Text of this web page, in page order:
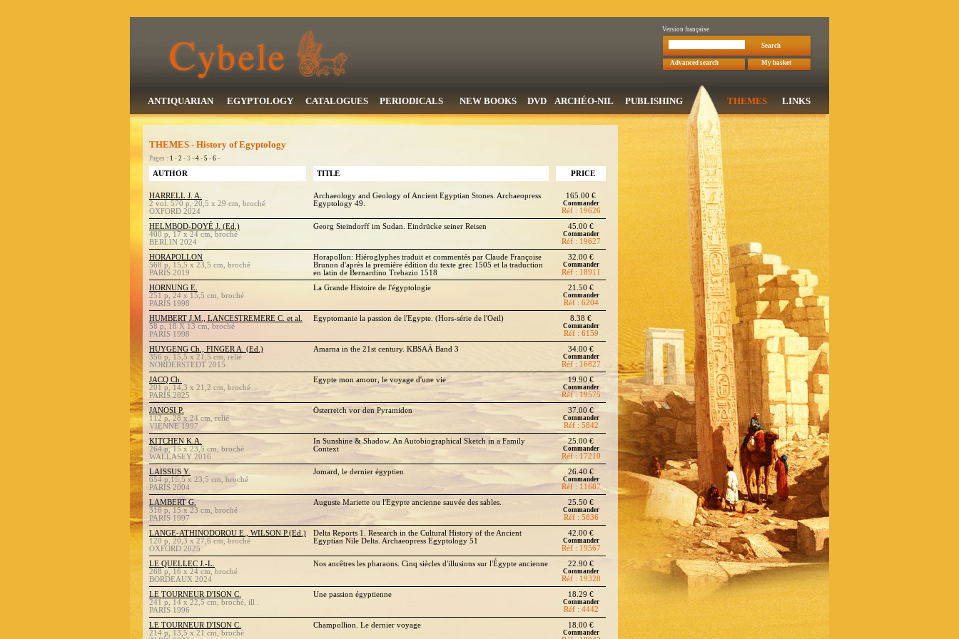
Version française
Search
Advanced search My basket
ANTIQUARIAN EGYPTOLOGY CATALOGUES PERIODICALS NEW BOOKS DVD ARCHÉO-NIL PUBLISHING THEMES LINKS
THEMES - History of Egyptology
Pages : 1 - 2 - 3 - 4 - 5 - 6 -
AUTHOR TITLE PRICE
HARRELL J. A.
2 vol. 570 p, 20,5 x 29 cm, broché
OXFORD 2024
Archaeology and Geology of Ancient Egyptian Stones. Archaeopress
Egyptology 49.
165.00 €
Commander
Réf : 19626
HELMBOD-DOYÉ J. (Ed.)
400 p, 17 x 24 cm, broché
BERLIN 2024
Georg Steindorff im Sudan. Eindrücke seiner Reisen 45.00 €
Commander
Réf : 19627
HORAPOLLON
568 p, 15,5 x 23,5 cm, broché
PARIS 2019
Horapollon: Hiéroglyphes traduit et commentés par Claude Françoise
Brunon d'après la première édition du texte grec 1505 et la traduction
en latin de Bernardino Trebazio 1518
32.00 €
Commander
Réf : 18911
HORNUNG E.
251 p, 24 x 15,5 cm, broché
PARIS 1998
La Grande Histoire de l'égyptologie 21.50 €
Commander
Réf : 6204
HUMBERT J.M., LANCESTREMERE C. et al.
58 p, 18 X 13 cm, broché
PARIS 1998
Egyptomanie la passion de l'Egypte. (Hors-série de l'Oeil) 8.38 €
Commander
Réf : 6159
HUYGENG Ch., FINGER A. (Ed.)
356 p, 15,5 x 21,5 cm, relié
NORDERSTEDT 2015
Amarna in the 21st century. KBSAÄ Band 3 34.00 €
Commander
Réf : 16827
JACQ Ch.
201 p, 14,3 x 21,2 cm, broché
PARIS 2025
Egypte mon amour, le voyage d'une vie 19.90 €
Commander
Réf : 19575
JANOSI P.
112 p, 28 x 24 cm, relié
VIENNE 1997
Österreich vor den Pyramiden 37.00 €
Commander
Réf : 5842
KITCHEN K.A.
264 p, 15 x 23,5 cm, broché
WALLASEY 2016
In Sunshine & Shadow. An Autobiographical Sketch in a Family
Context
25.00 €
Commander
Réf : 17210
LAISSUS Y.
654 p,15,5 x 23,5 cm, broché
PARIS 2004
Jomard, le dernier égyptien 26.40 €
Commander
Réf : 11687
LAMBERT G.
316 p, 15 x 23 cm, broché
PARIS 1997
Auguste Mariette ou l'Egypte ancienne sauvée des sables. 25.50 €
Commander
Réf : 5836
LANGE-ATHINODOROU E., WILSON P.(Ed.)
120 p, 20,3 x 27,6 cm, broché
OXFORD 2025
Delta Reports 1. Research in the Cultural History of the Ancient
Egyptian Nile Delta. Archaeopress Egyptology 51
42.00 €
Commander
Réf : 19567
LE QUELLEC J.-L.
268 p, 16 x 24 cm, broché
BORDEAUX 2024
Nos ancêtres les pharaons. Cinq siècles d'illusions sur l'Égypte ancienne 22.90 €
Commander
Réf : 19328
LE TOURNEUR D'ISON C.
241 p, 14 x 22,5 cm, broché, ill .
PARIS 1996
Une passion égyptienne 18.29 €
Commander
Réf : 4442
LE TOURNEUR D'ISON C.
214 p, 13,5 x 21 cm, broché
Champollion. Le dernier voyage 18.00 €
Commander